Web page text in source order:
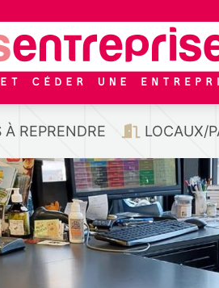
À REPRENDRE LOCAUX/